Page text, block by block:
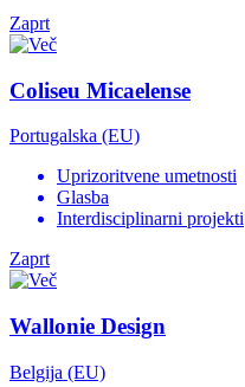
Zaprt
Coliseu Micaelense
Portugalska (EU)
Uprizoritvene umetnosti
Glasba
Interdisciplinarni projekti
Zaprt
Wallonie Design
Belgija (EU)